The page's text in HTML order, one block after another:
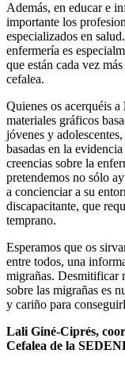
Además, en educar e
importante los
especializados en
enfermería es
que están cada vez
cefalea.
Quienes os acerquéis a
materiales gráficos
jóvenes y
basadas en la
creencias sobre la
pretendemos no sólo
a concienciar a su
discapacitante, que
temprano.
Esperamos que os
entre todos, una
migrañas. Desmitificar
sobre las migrañas es
y cariño para
Lali Giné-Ciprés,
Cefalea de la